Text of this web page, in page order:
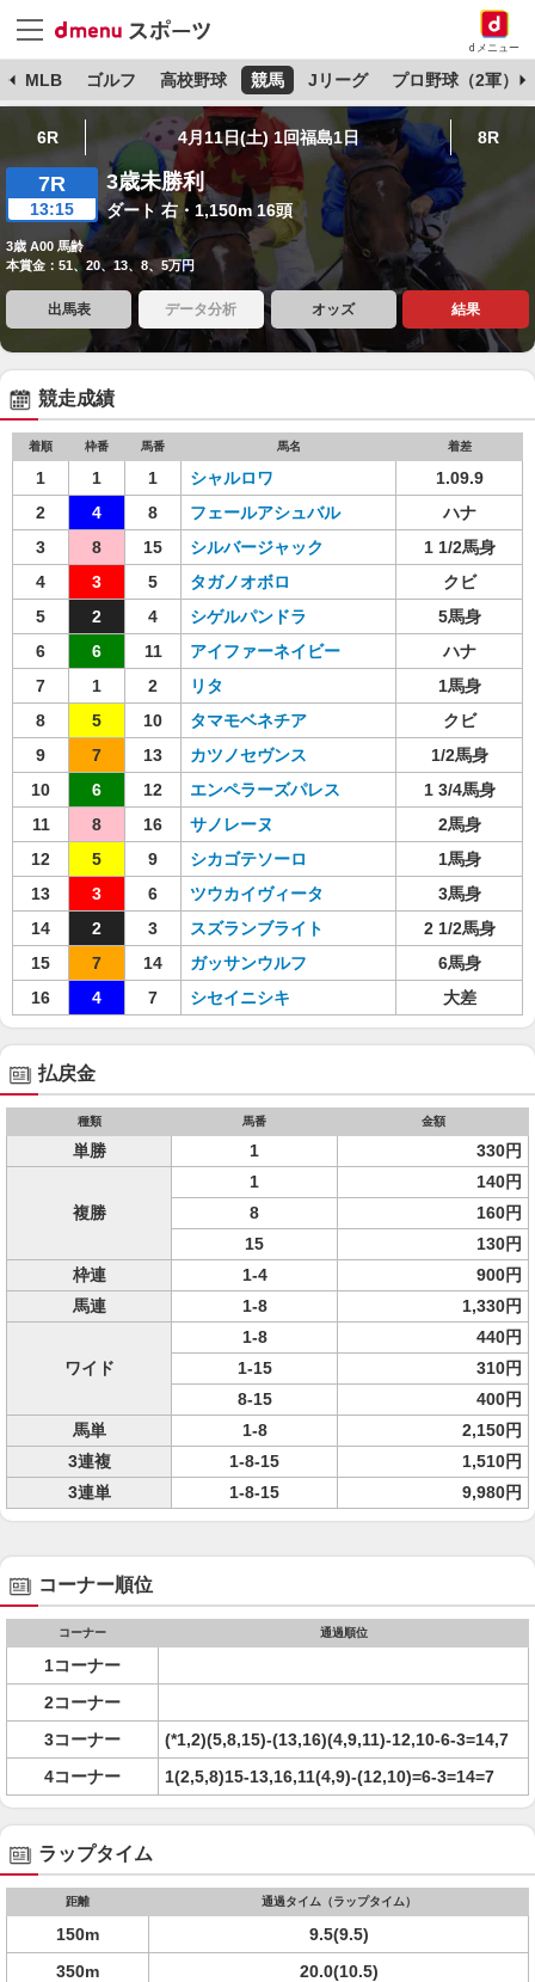
dメニュー
MLB ゴルフ 高校野球 競馬 Jリーグ プロ野球（2軍）
6R 4月11日(土) 1回福島1日 8R
7R
13:15
3歳未勝利
ダート 右・1,150m 16頭
3歳 A00 馬齢
本賞金：51、20、13、8、5万円
出馬表 データ分析 オッズ 結果
競走成績
着順 枠番 馬番 馬名 着差
1 1 1 シャルロワ
1.09.9
2
4 8 フェールアシュバル
ハナ
3
8 15 シルバージャック
1 1/2馬身
4
3 5 タガノオボロ
クビ
5
2 4 シゲルパンドラ
5馬身
6
6 11 アイファーネイビー
ハナ
7
1 2 リタ
1馬身
8
5 10 タマモベネチア
クビ
9
7 13 カツノセヴンス
1/2馬身
10
6 12 エンペラーズパレス
1 3/4馬身
11
8 16 サノレーヌ
2馬身
12
5 9 シカゴテソーロ
1馬身
13
3 6 ツウカイヴィータ
3馬身
14
2 3 スズランブライト
2 1/2馬身
15
7 14 ガッサンウルフ
6馬身
16
4 7 シセイニシキ 大差
払戻金
種類 馬番 金額
単勝 1 330円
複勝
1
140円
8
160円
15
130円
枠連
1-4
900円
馬連
1-8 1,330円
ワイド
1-8
440円
1-15
310円
8-15
400円
馬単
1-8
2,150円
3連複
1-8-15
1,510円
3連単
1-8-15 9,980円
コーナー順位
コーナー 通過順位
1コーナー
2コーナー
3コーナー
(*1,2)(5,8,15)-(13,16)(4,9,11)-12,10-6-3=14,7
4コーナー
1(2,5,8)15-13,16,11(4,9)-(12,10)=6-3=14=7
ラップタイム
距離 通過タイム（ラップタイム）
150m
9.5(9.5)
350m
20.0(10.5)